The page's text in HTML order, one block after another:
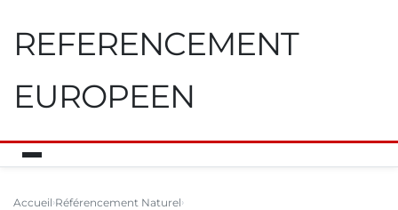
REFERENCEMENT
EUROPEEN
Accueil Référencement Naturel